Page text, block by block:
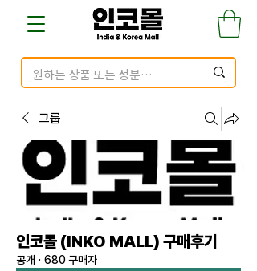
그룹
인코몰 (INKO MALL) 구매후기
공개 · 680 구매자